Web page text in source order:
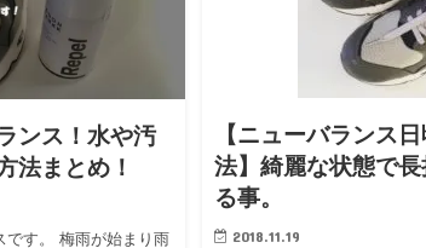
ンス！水や汚
法まとめ！
です。 梅雨が始まり雨
【ニューバランス
法】綺麗な状態で
る事。
2018.11.19